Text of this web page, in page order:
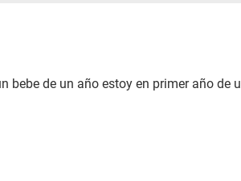
bebe de un año estoy en primer año de